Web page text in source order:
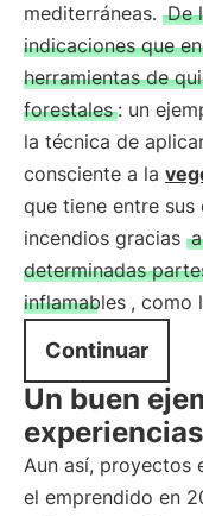
mediterráneas. De
indicaciones que
herramientas de
forestales : un
la técnica de
consciente a la
que tiene entre
incendios gracias
determinadas
inflamables , como
Continuar
Un buen
experiencias
Aun así, proyectos
el emprendido en